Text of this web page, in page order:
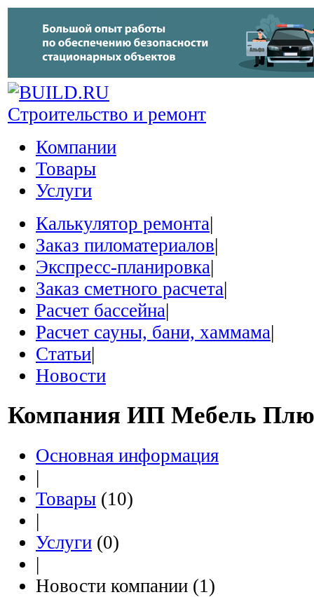
Строительство и ремонт
Компании
Товары
Услуги
Калькулятор ремонта|
Заказ пиломатериалов|
Экспресс-планировка|
Заказ сметного расчета|
Расчет бассейна|
Расчет сауны, бани, хаммама|
Статьи|
Новости
Компания ИП Мебель
Основная информация
|
Товары (10)
|
Услуги (0)
|
Новости компании (1)